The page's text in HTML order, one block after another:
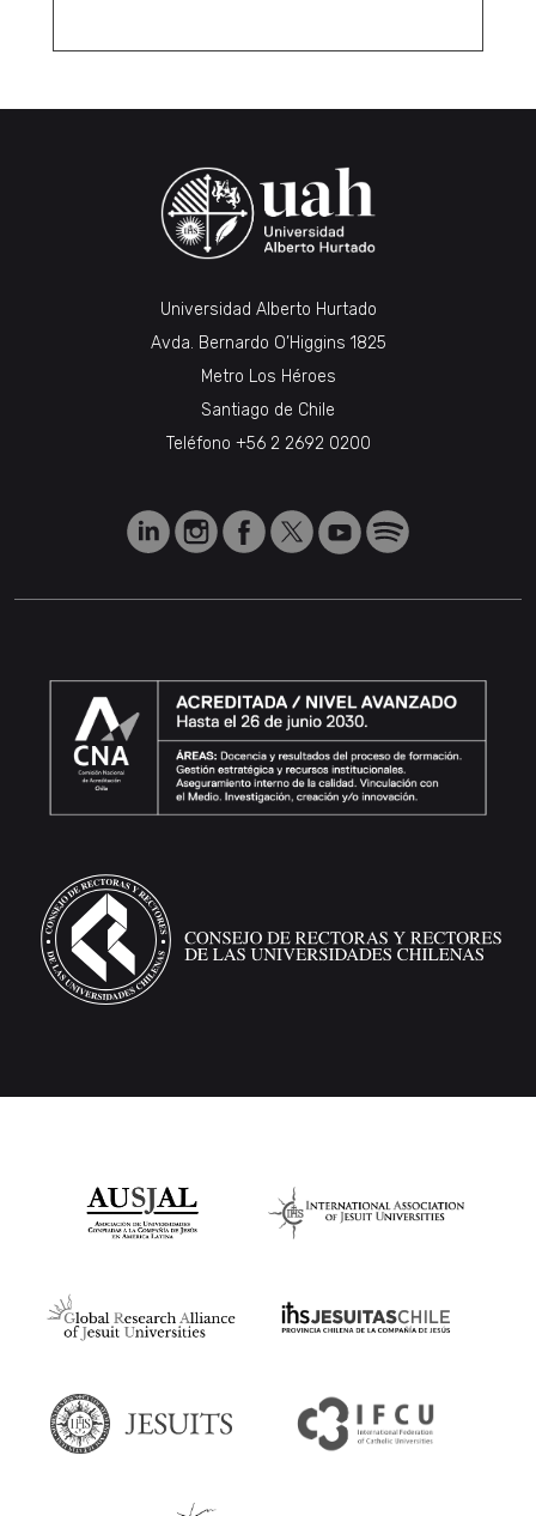
Universidad Alberto Hurtado
Avda. Bernardo O’Higgins 1825
Metro Los Héroes
Santiago de Chile
Teléfono +56 2 2692 0200